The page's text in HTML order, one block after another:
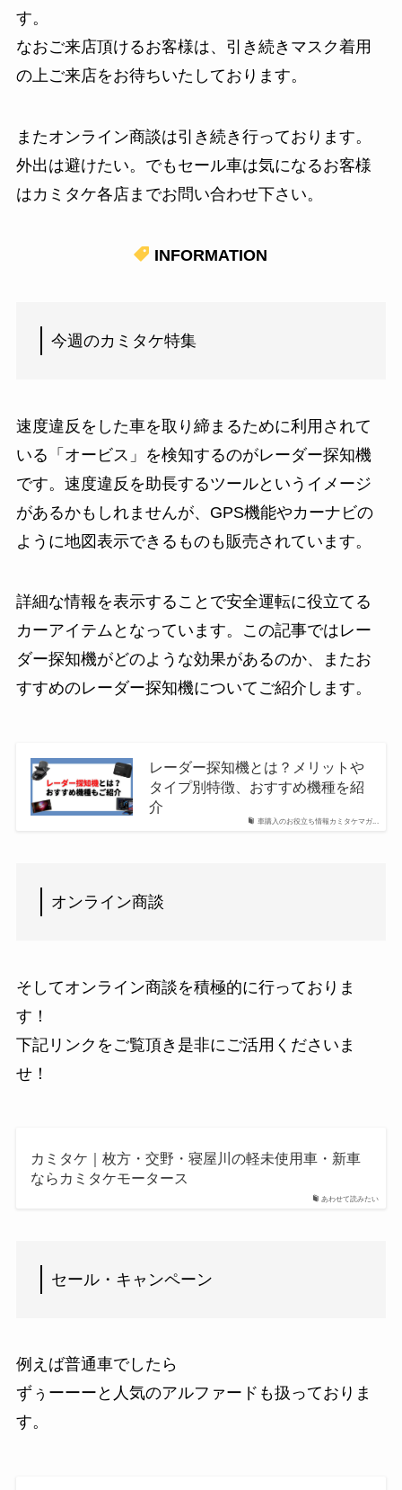
す。
なおご来店頂けるお客様は、引き続きマスク着用
の上ご来店をお待ちいたしております。
またオンライン商談は引き続き行っております。
外出は避けたい。でもセール車は気になるお客様
はカミタケ各店までお問い合わせ下さい。
INFORMATION
今週のカミタケ特集
速度違反をした車を取り締まるために利用されて
いる「オービス」を検知するのがレーダー探知機
です。速度違反を助長するツールというイメージ
があるかもしれませんが、GPS機能やカーナビの
ように地図表示できるものも販売されています。
詳細な情報を表示することで安全運転に役立てる
カーアイテムとなっています。この記事ではレー
ダー探知機がどのような効果があるのか、またお
すすめのレーダー探知機についてご紹介します。
車購入のお役立ち情報カミタケマガ...
レーダー探知機とは？メリットや
タイプ別特徴、おすすめ機種を紹
介
オンライン商談
そしてオンライン商談を積極的に行っておりま
す！
下記リンクをご覧頂き是非にご活用くださいま
せ！
あわせて読みたい
カミタケ｜枚方・交野・寝屋川の軽未使用車・新車
ならカミタケモータース
セール・キャンペーン
例えば普通車でしたら
ずぅーーーと人気のアルファードも扱っておりま
す。